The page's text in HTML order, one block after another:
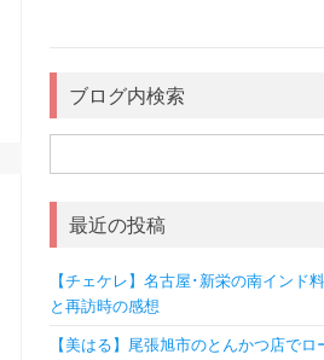
ブログ内検索
索:
最近の投稿
【チェケレ】名古屋･新栄の南インド
と再訪時の感想
【美はる】尾張旭市のとんかつ店でロ